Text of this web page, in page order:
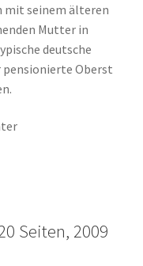
mit seinem älteren
Mutter in
deutsche
pensionierte Oberst
Seiten, 2009